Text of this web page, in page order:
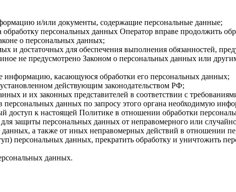
и/или документы, содержащие персональные данные;
персональных данных Оператор вправе продолжить
о персональных данных;
и достаточных для обеспечения выполнения обязанностей,
не предусмотрено Законом о персональных данных или
информацию, касающуюся обработки его персональных данных;
действующим законодательством РФ;
и их законных представителей в соответствии с
данных по запросу этого органа необходимую
доступ к настоящей Политике в отношении обработки
защиты персональных данных от неправомерного или
данных, а также от иных неправомерных действий в отношении
персональных данных, прекратить обработку и уничтожить
данных.